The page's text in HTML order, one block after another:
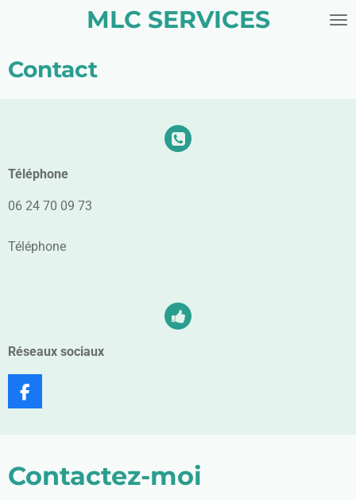
principal
MLC SERVICES
Contact
Téléphone
06 24 70 09 73
Téléphone
Réseaux sociaux
F
a
o
o
Contactez-moi